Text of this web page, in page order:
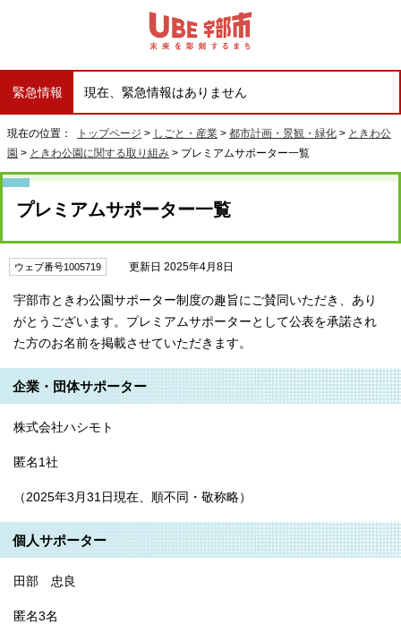
緊急情報 現在、緊急情報はありません
現在の位置： トップページ > しごと・産業 > 都市計画・景観・緑化 > ときわ公
園 > ときわ公園に関する取り組み > プレミアムサポーター一覧
プレミアムサポーター一覧
ウェブ番号1005719 更新日 2025年4月8日
宇部市ときわ公園サポーター制度の趣旨にご賛同いただき、あり
がとうございます。プレミアムサポーターとして公表を承諾され
た方のお名前を掲載させていただきます。
企業・団体サポーター
株式会社ハシモト
匿名1社
（2025年3月31日現在、順不同・敬称略）
個人サポーター
田部 忠良
匿名3名